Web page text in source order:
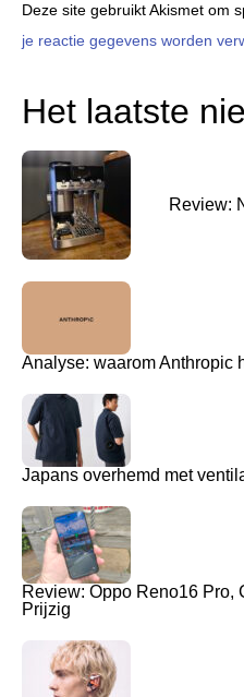
Deze site gebruikt Akismet om
je reactie gegevens worden
Het laatste
Review:
Analyse: waarom Anthropic
Japans overhemd met
Review: Oppo Reno16 Pro,
Prijzig